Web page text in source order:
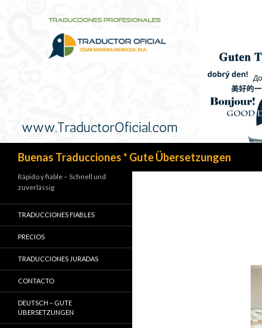
Buenas Traducciones * Gute Übersetzungen
Rápido y fiable – Schnell und
zuverlässig
TRADUCCIONES FIABLES
PRECIOS
TRADUCCIONES JURADAS
CONTACTO
DEUTSCH – GUTE
ÜBERSETZUNGEN